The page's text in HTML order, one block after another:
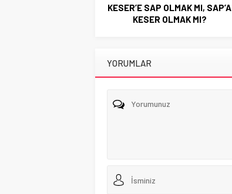
KESER’E SAP OLMAK MI, SAP’A
KESER OLMAK MI?
YORUMLAR